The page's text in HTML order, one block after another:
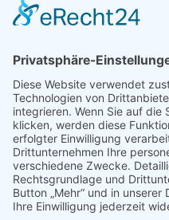
Cookie-